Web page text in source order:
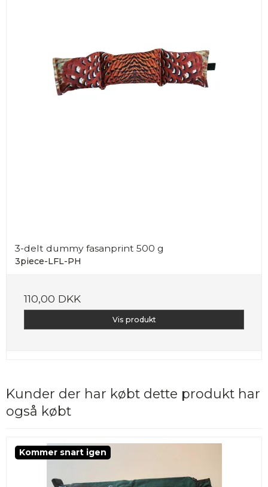
3-delt dummy fasanprint 500 g
3piece-LFL-PH
110,00 DKK
Vis produkt
Kunder der har købt dette produkt har
også købt
Kommer snart igen